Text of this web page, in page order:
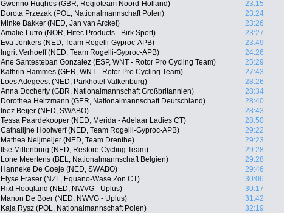
Gwenno Hughes (GBR, Regioteam Noord-Holland)
23:15
Dorota Przezak (POL, Nationalmannschaft Polen)
23:24
Minke Bakker (NED, Jan van Arckel)
23:26
Amalie Lutro (NOR, Hitec Products - Birk Sport)
23:27
Eva Jonkers (NED, Team Rogelli-Gyproc-APB)
23:49
Ingrit Verhoeff (NED, Team Rogelli-Gyproc-APB)
24:26
Ane Santesteban Gonzalez (ESP, WNT - Rotor Pro Cycling Team)
25:29
Kathrin Hammes (GER, WNT - Rotor Pro Cycling Team)
27:43
Loes Adegeest (NED, Parkhotel Valkenburg)
28:26
Anna Docherty (GBR, Nationalmannschaft Großbritannien)
28:34
Dorothea Heitzmann (GER, Nationalmannschaft Deutschland)
28:40
Inez Beijer (NED, SWABO)
28:43
Tessa Paardekooper (NED, Merida - Adelaar Ladies CT)
28:50
Cathalijne Hoolwerf (NED, Team Rogelli-Gyproc-APB)
29:22
Mathea Neijmeijer (NED, Team Drenthe)
29:23
Ilse Miltenburg (NED, Restore Cycling Team)
29:28
Lone Meertens (BEL, Nationalmannschaft Belgien)
29:28
Hanneke De Goeje (NED, SWABO)
29:46
Elyse Fraser (NZL, Equano-Wase Zon CT)
30:06
Rixt Hoogland (NED, NWVG - Uplus)
30:17
Manon De Boer (NED, NWVG - Uplus)
31:42
Kaja Rysz (POL, Nationalmannschaft Polen)
32:19